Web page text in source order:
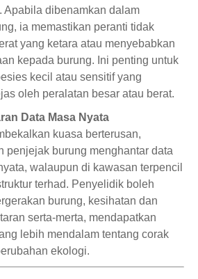
Apabila dibenamkan dalam
ia memastikan peranti tidak
yang ketara atau menyebabkan
kepada burung. Ini penting untuk
kecil atau sensitif yang
oleh peralatan besar atau berat.
Data Masa Nyata
kuasa berterusan,
penjejak burung menghantar data
walaupun di kawasan terpencil
terhad. Penyelidik boleh
burung, kesihatan dan
serta-merta, mendapatkan
lebih mendalam tentang corak
ekologi.